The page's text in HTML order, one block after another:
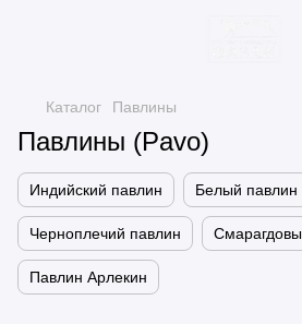
Каталог Павлины
Павлины (Pavo)
Индийский павлин Белый павлин
Черноплечий павлин
Павлин Арлекин